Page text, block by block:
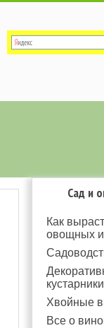
Сад и
Как
овощных и
кустарники
Хвойные в
Все о